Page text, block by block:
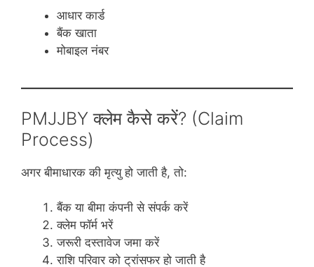
आधार कार्ड
बैंक खाता
मोबाइल नंबर
PMJJBY क्लेम कैसे करें? (Claim
Process)
अगर बीमाधारक की मृत्यु हो जाती है, तो:
बैंक या बीमा कंपनी से संपर्क करें
क्लेम फॉर्म भरें
जरूरी दस्तावेज जमा करें
राशि परिवार को ट्रांसफर हो जाती है